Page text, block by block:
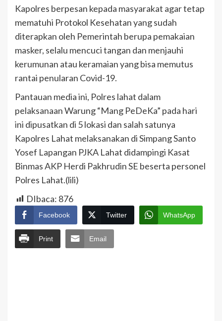
Kapolres berpesan kepada masyarakat agar tetap
mematuhi Protokol Kesehatan yang sudah
diterapkan oleh Pemerintah berupa pemakaian
masker, selalu mencuci tangan dan menjauhi
kerumunan atau keramaian yang bisa memutus
rantai penularan Covid-19.
Pantauan media ini, Polres lahat dalam
pelaksanaan Warung “Mang PeDeKa” pada hari
ini dipusatkan di 5 lokasi dan salah satunya
Kapolres Lahat melaksanakan di Simpang Santo
Yosef Lapangan PJKA Lahat didampingi Kasat
Binmas AKP Herdi Pakhrudin SE beserta personel
Polres Lahat.(lili)
DIbaca: 876
Facebook Twitter WhatsApp
Print Email